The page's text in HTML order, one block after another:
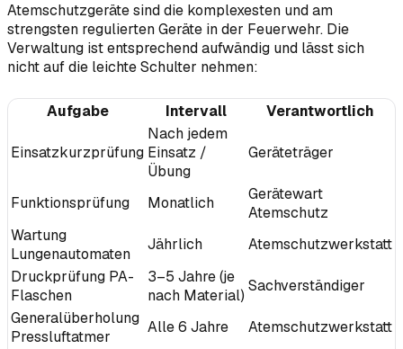
Atemschutzgeräte sind die komplexesten und am
strengsten regulierten Geräte in der Feuerwehr. Die
Verwaltung ist entsprechend aufwändig und lässt sich
nicht auf die leichte Schulter nehmen:
Aufgabe Intervall Verantwortlich
Einsatzkurzprüfung
Nach jedem
Einsatz /
Übung
Geräteträger
Funktionsprüfung Monatlich
Gerätewart
Atemschutz
Wartung
Lungenautomaten
Jährlich
Atemschutzwerkstatt
Druckprüfung PA-
Flaschen
3–5 Jahre (je
nach Material)
Sachverständiger
Generalüberholung
Pressluftatmer
Alle 6 Jahre Atemschutzwerkstatt